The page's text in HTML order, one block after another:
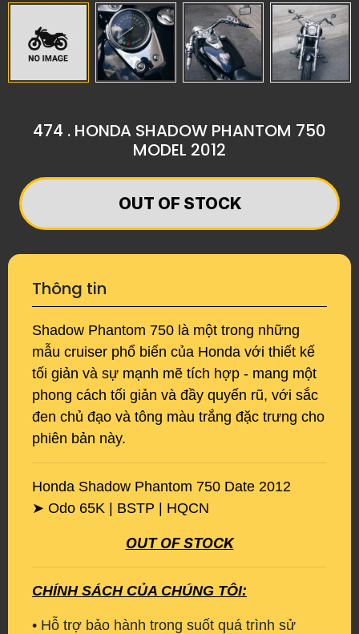
474 . HONDA SHADOW PHANTOM 750
MODEL 2012
​​​​​​​OUT OF STOCK
Thông tin
Shadow Phantom 750 là một trong những
mẫu cruiser phổ biến của Honda với thiết kế
tối giản và sự mạnh mẽ tích hợp - mang một
phong cách tối giản và đầy quyến rũ, với sắc
đen chủ đạo và tông màu trắng đặc trưng cho
phiên bản này.
Honda Shadow Phantom 750 Date 2012
➤ Odo 65K | BSTP | HQCN
OUT OF STOCK
CHÍNH SÁCH CỦA CHÚNG TÔI:
• Hỗ trợ bảo hành trong suốt quá trình sử